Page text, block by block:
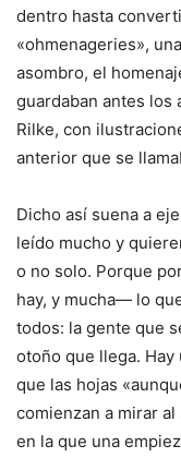
dentro hasta
«ohmenageries»,
asombro, el
guardaban antes los
Rilke, con
anterior que se
Dicho así suena a
leído mucho y
o no solo. Porque
hay, y mucha— lo
todos: la gente que
otoño que llega. Hay
que las hojas
comienzan a mirar
en la que una